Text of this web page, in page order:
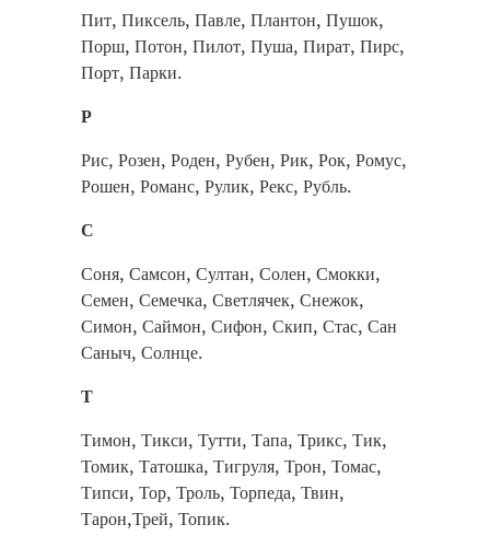
Пит, Пиксель, Павле, Плантон, Пушок,
Порш, Потон, Пилот, Пуша, Пират, Пирс,
Порт, Парки.
Р
Рис, Розен, Роден, Рубен, Рик, Рок, Ромус,
Рошен, Романс, Рулик, Рекс, Рубль.
С
Соня, Самсон, Султан, Солен, Смокки,
Семен, Семечка, Светлячек, Снежок,
Симон, Саймон, Сифон, Скип, Стас, Сан
Саныч, Солнце.
Т
Тимон, Тикси, Тутти, Тапа, Трикс, Тик,
Томик, Татошка, Тигруля, Трон, Томас,
Типси, Тор, Троль, Торпеда, Твин,
Тарон,Трей, Топик.